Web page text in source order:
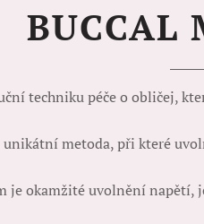
BUCCAL
techniku péče o obličej,
unikátní metoda, při které
je okamžité uvolnění